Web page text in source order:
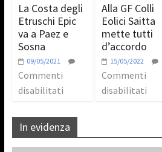
La Costa degli
Etruschi Epic
va a Paez e
Sosna
09/05/2021
Commenti
disabilitati
Alla GF Colli
Eolici Saitta
mette tutti
d’accordo
15/05/2022
Commenti
disabilitati
In evidenza